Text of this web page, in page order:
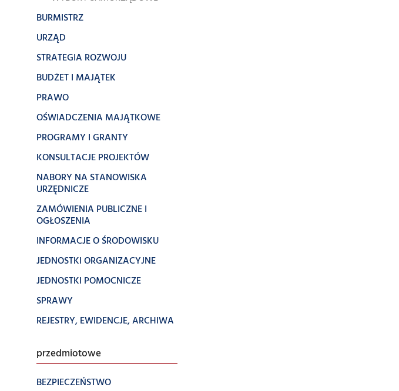
BURMISTRZ
URZĄD
STRATEGIA ROZWOJU
BUDŻET I MAJĄTEK
PRAWO
OŚWIADCZENIA MAJĄTKOWE
PROGRAMY I GRANTY
KONSULTACJE PROJEKTÓW
NABORY NA STANOWISKA
URZĘDNICZE
ZAMÓWIENIA PUBLICZNE I
OGŁOSZENIA
INFORMACJE O ŚRODOWISKU
JEDNOSTKI ORGANIZACYJNE
JEDNOSTKI POMOCNICZE
SPRAWY
REJESTRY, EWIDENCJE, ARCHIWA
przedmiotowe
BEZPIECZEŃSTWO